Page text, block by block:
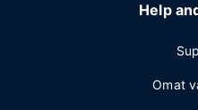
Help
Omat